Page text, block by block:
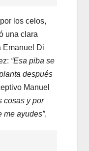
los celos,
una clara
Emanuel Di
“Esa piba se
después
Manuel
cosas y por
me ayudes”.